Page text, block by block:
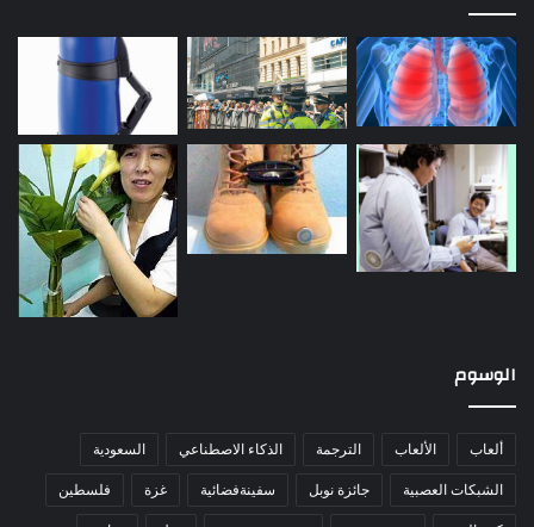
الوسوم
ألعاب الألعاب الترجمة الذكاء الاصطناعي السعودية
الشبكات العصبية جائزة نوبل سفينةفضائية غزة فلسطين